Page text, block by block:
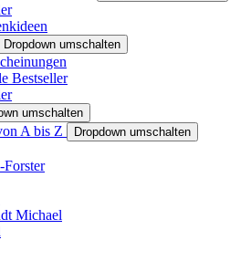
Dropdown umschalten
Bestseller
umschalten
A bis Z Dropdown umschalten
Michael